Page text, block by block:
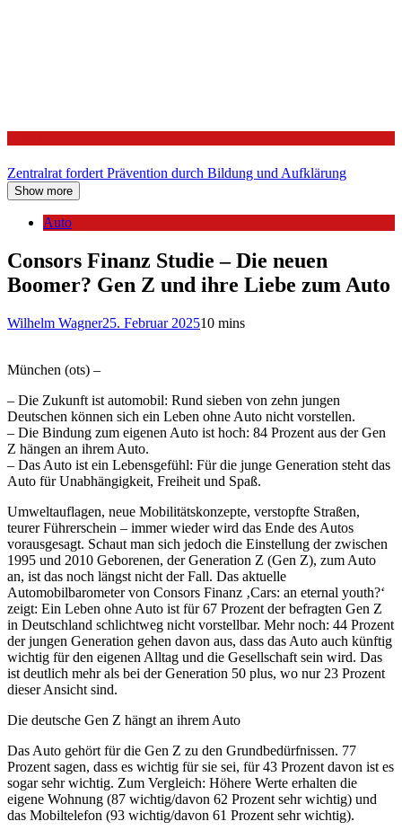
Zentralrat fordert Prävention durch Bildung und Aufklärung
Show more
Auto
Consors Finanz Studie – Die neuen
Boomer? Gen Z und ihre Liebe zum Auto
Wilhelm Wagner25. Februar 202510 mins
München (ots) –
– Die Zukunft ist automobil: Rund sieben von zehn jungen
Deutschen können sich ein Leben ohne Auto nicht vorstellen.
– Die Bindung zum eigenen Auto ist hoch: 84 Prozent aus der Gen
Z hängen an ihrem Auto.
– Das Auto ist ein Lebensgefühl: Für die junge Generation steht das
Auto für Unabhängigkeit, Freiheit und Spaß.
Umweltauflagen, neue Mobilitätskonzepte, verstopfte Straßen,
teurer Führerschein – immer wieder wird das Ende des Autos
vorausgesagt. Schaut man sich jedoch die Einstellung der zwischen
1995 und 2010 Geborenen, der Generation Z (Gen Z), zum Auto
an, ist das noch längst nicht der Fall. Das aktuelle
Automobilbarometer von Consors Finanz ‚Cars: an eternal youth?‘
zeigt: Ein Leben ohne Auto ist für 67 Prozent der befragten Gen Z
in Deutschland schlichtweg nicht vorstellbar. Mehr noch: 44 Prozent
der jungen Generation gehen davon aus, dass das Auto auch künftig
wichtig für den eigenen Alltag und die Gesellschaft sein wird. Das
ist deutlich mehr als bei der Generation 50 plus, wo nur 23 Prozent
dieser Ansicht sind.
Die deutsche Gen Z hängt an ihrem Auto
Das Auto gehört für die Gen Z zu den Grundbedürfnissen. 77
Prozent sagen, dass es wichtig für sie sei, für 43 Prozent davon ist es
sogar sehr wichtig. Zum Vergleich: Höhere Werte erhalten die
eigene Wohnung (87 wichtig/davon 62 Prozent sehr wichtig) und
das Mobiltelefon (93 wichtig/davon 61 Prozent sehr wichtig).